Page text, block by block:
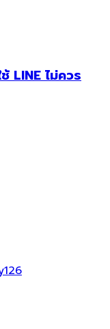
LINE ไม่ควร
126